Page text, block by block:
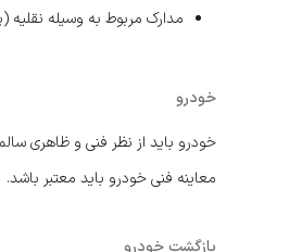
مدارک مربوط به وسیله نقلیه
خودرو
خودرو باید از نظر فنی و ظاهری
معاینه فنی خودرو باید معتبر باشد.
بازگشت خودرو